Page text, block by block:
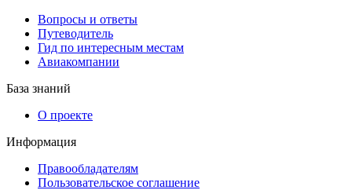
Вопросы и ответы
Путеводитель
Гид по интересным местам
Авиакомпании
База знаний
О проекте
Информация
Правообладателям
Пользовательское соглашение